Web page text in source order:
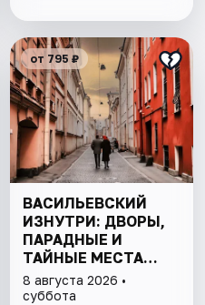
от 795 ₽
ВАСИЛЬЕВСКИЙ
ИЗНУТРИ: ДВОРЫ,
ПАРАДНЫЕ И
ТАЙНЫЕ МЕСТА
ОСТРОВА
8 августа 2026 •
суббота